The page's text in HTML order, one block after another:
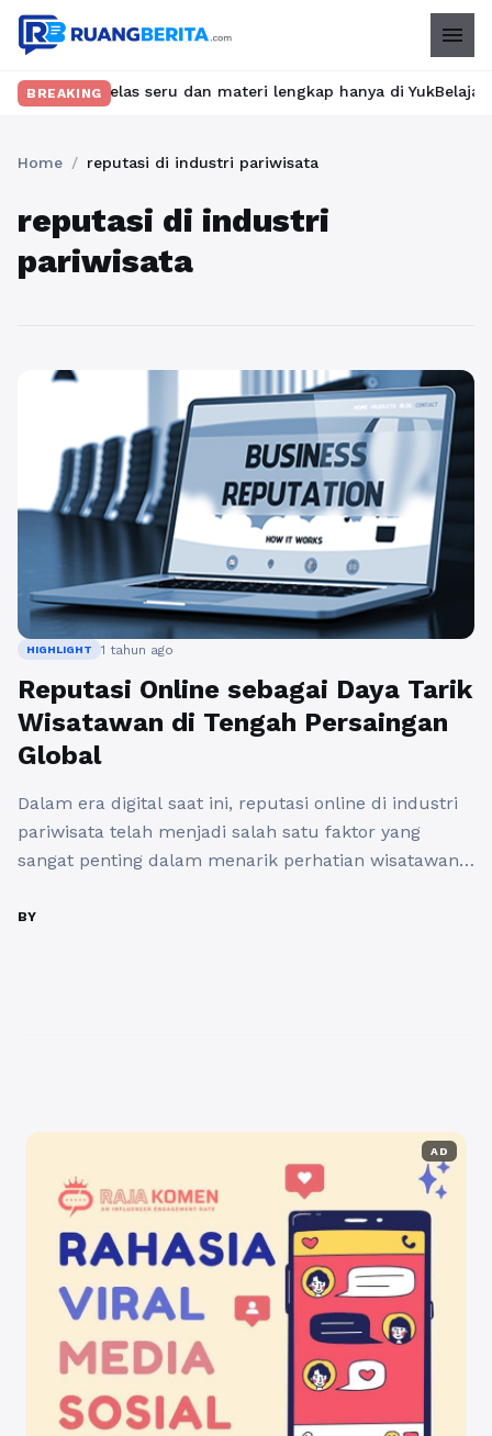
menu
BREAKING
kelas seru dan materi lengkap hanya di
Home / reputasi di industri pariwisata
reputasi di industri
pariwisata
HIGHLIGHT 1 tahun ago
Reputasi Online sebagai Daya Tarik
Wisatawan di Tengah Persaingan
Global
Dalam era digital saat ini, reputasi online di industri
pariwisata telah menjadi salah satu faktor yang
sangat penting dalam menarik perhatian wisatawan.
website perjalanan, calon pengunjung dapat
BY
AD